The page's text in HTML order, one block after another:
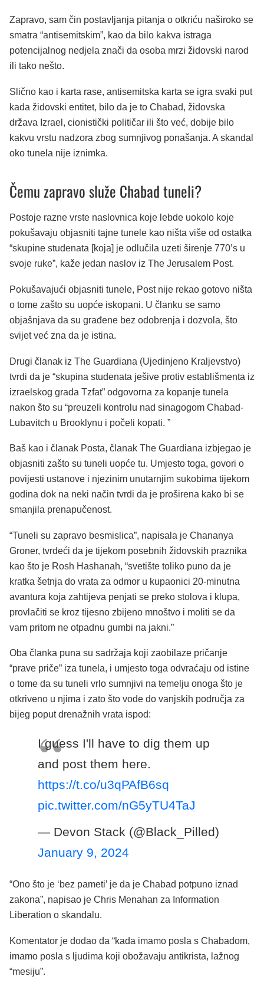
Zapravo, sam čin postavljanja pitanja o otkriću naširoko se
smatra “antisemitskim”, kao da bilo kakva istraga
potencijalnog nedjela znači da osoba mrzi židovski narod
ili tako nešto.
Slično kao i karta rase, antisemitska karta se igra svaki put
kada židovski entitet, bilo da je to Chabad, židovska
država Izrael, cionistički političar ili što već, dobije bilo
kakvu vrstu nadzora zbog sumnjivog ponašanja. A skandal
oko tunela nije iznimka.
Čemu zapravo služe Chabad tuneli?
Postoje razne vrste naslovnica koje lebde uokolo koje
pokušavaju objasniti tajne tunele kao ništa više od ostatka
“skupine studenata [koja] je odlučila uzeti širenje 770’s u
svoje ruke”, kaže jedan naslov iz The Jerusalem Post.
Pokušavajući objasniti tunele, Post nije rekao gotovo ništa
o tome zašto su uopće iskopani. U članku se samo
objašnjava da su građene bez odobrenja i dozvola, što
svijet već zna da je istina.
Drugi članak iz The Guardiana (Ujedinjeno Kraljevstvo)
tvrdi da je “skupina studenata ješive protiv establišmenta iz
izraelskog grada Tzfat” odgovorna za kopanje tunela
nakon što su “preuzeli kontrolu nad sinagogom Chabad-
Lubavitch u Brooklynu i počeli kopati. ”
Baš kao i članak Posta, članak The Guardiana izbjegao je
objasniti zašto su tuneli uopće tu. Umjesto toga, govori o
povijesti ustanove i njezinim unutarnjim sukobima tijekom
godina dok na neki način tvrdi da je proširena kako bi se
smanjila prenapučenost.
“Tuneli su zapravo besmislica”, napisala je Chananya
Groner, tvrdeći da je tijekom posebnih židovskih praznika
kao što je Rosh Hashanah, “svetište toliko puno da je
kratka šetnja do vrata za odmor u kupaonici 20-minutna
avantura koja zahtijeva penjati se preko stolova i klupa,
provlačiti se kroz tijesno zbijeno mnoštvo i moliti se da
vam pritom ne otpadnu gumbi na jakni.”
Oba članka puna su sadržaja koji zaobilaze pričanje
“prave priče” iza tunela, i umjesto toga odvraćaju od istine
o tome da su tuneli vrlo sumnjivi na temelju onoga što je
otkriveno u njima i zato što vode do vanjskih područja za
bijeg poput drenažnih vrata ispod:
I guess I'll have to dig them up
and post them here.
https://t.co/u3qPAfB6sq
pic.twitter.com/nG5yTU4TaJ
— Devon Stack (@Black_Pilled)
January 9, 2024
“Ono što je ‘bez pameti’ je da je Chabad potpuno iznad
zakona”, napisao je Chris Menahan za Information
Liberation o skandalu.
Komentator je dodao da “kada imamo posla s Chabadom,
imamo posla s ljudima koji obožavaju antikrista, lažnog
“mesiju”.